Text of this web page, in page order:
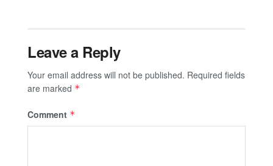
Leave a Reply
Your email address will not be published. Required fields
are marked *
Comment *